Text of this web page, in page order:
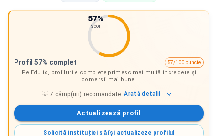
57%
scor
Profil 57% complet
57/100 puncte
Pe Edulio, profilurile complete primesc mai multă încredere și
conversii mai bune.
💡7 câmp(uri) recomandate Arată detalii
Actualizează profil
Solicită instituției să își actualizeze profilul